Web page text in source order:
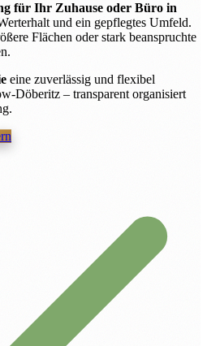
für Ihr Zuhause oder Büro in
und ein gepflegtes Umfeld.
Flächen oder stark beanspruchte
eine zuverlässig und flexibel
Döberitz – transparent organisiert